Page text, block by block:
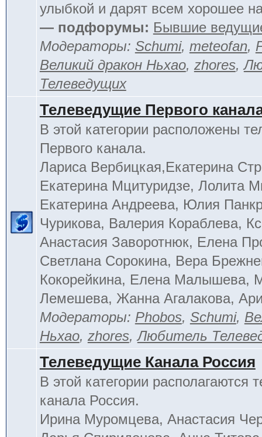
улыбкой и дарят всем хорошее
— подфорумы: Бывшие
Модераторы: Schumi, meteofan,
Великий дракон Ньхао, zhores,
Телеведущих
Телеведущие Первого
В этой категории расположены
Первого канала.
Лариса Вербицкая,Екатерина
Екатерина Мцитуридзе, Лолита
Екатерина Андреева, Юлия
Чурикова, Валерия Кораблева,
Анастасия Заворотнюк, Елена
Светлана Сорокина, Вера
Кокорейкина, Елена Малышева,
Лемешева, Жанна Агалакова,
Модераторы: Phobos, Schumi,
Ньхао, zhores,Любитель
Телеведущие Канала Россия
В этой категории располагаются
канала Россия.
Ирина Муромцева, Анастасия